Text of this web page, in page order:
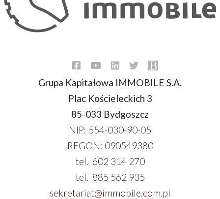
Grupa Kapitałowa IMMOBILE S.A.
Plac Kościeleckich 3
85-033 Bydgoszcz
NIP: 554-030-90-05
REGON: 090549380
tel. 602 314 270
tel. 885 562 935
sekretariat@immobile.com.pl